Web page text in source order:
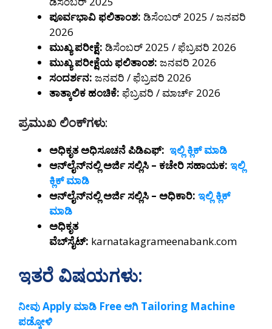
ಪೂರ್ವಭಾವಿ ಫಲಿತಾಂಶ: ಡಿಸೆಂಬರ್ 2025 / ಜನವರಿ
2026
ಮುಖ್ಯ ಪರೀಕ್ಷೆ: ಡಿಸೆಂಬರ್ 2025 / ಫೆಬ್ರವರಿ 2026
ಮುಖ್ಯ ಪರೀಕ್ಷೆಯ ಫಲಿತಾಂಶ: ಜನವರಿ 2026
ಸಂದರ್ಶನ: ಜನವರಿ / ಫೆಬ್ರವರಿ 2026
ತಾತ್ಕಾಲಿಕ ಹಂಚಿಕೆ: ಫೆಬ್ರವರಿ / ಮಾರ್ಚ್ 2026
ಪ್ರಮುಖ ಲಿಂಕ್‌ಗಳು:
ಅಧಿಕೃತ ಅಧಿಸೂಚನೆ ಪಿಡಿಎಫ್: ಇಲ್ಲಿ ಕ್ಲಿಕ್ ಮಾಡಿ
ಆನ್‌ಲೈನ್‌ನಲ್ಲಿ ಅರ್ಜಿ ಸಲ್ಲಿಸಿ – ಕಚೇರಿ ಸಹಾಯಕ: ಇಲ್ಲಿ
ಕ್ಲಿಕ್ ಮಾಡಿ
ಆನ್‌ಲೈನ್‌ನಲ್ಲಿ ಅರ್ಜಿ ಸಲ್ಲಿಸಿ – ಅಧಿಕಾರಿ: ಇಲ್ಲಿ ಕ್ಲಿಕ್
ಮಾಡಿ
ಅಧಿಕೃತ
ವೆಬ್‌ಸೈಟ್: karnatakagrameenabank.com
ಇತರೆ ವಿಷಯಗಳು:
ನೀವು Apply ಮಾಡಿ Free ಆಗಿ Tailoring Machine
ಪಡ್ಕೋಳಿ